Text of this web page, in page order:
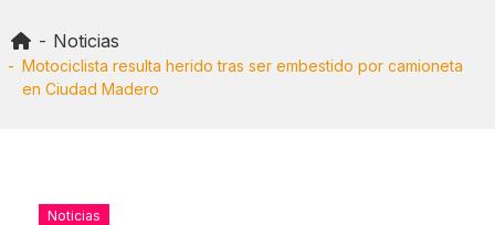
to
content
Noticias
Motociclista resulta herido tras ser embestido por camioneta
en Ciudad Madero
Noticias